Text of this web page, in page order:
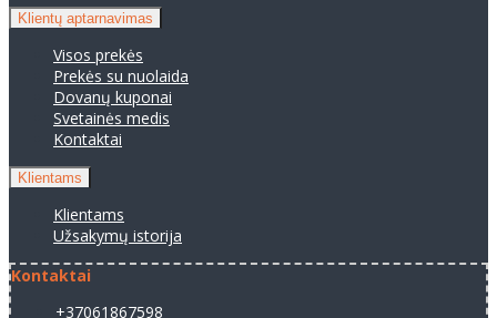
Klientų aptarnavimas
Visos prekės
Prekės su nuolaida
Dovanų kuponai
Svetainės medis
Kontaktai
Klientams
Klientams
Užsakymų istorija
Kontaktai
+37061867598